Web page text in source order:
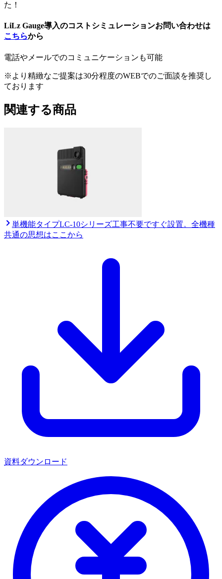
た！
LiLz Gauge導入のコストシミュレーションお問い合わせは
こちらから
電話やメールでのコミュニケーションも可能
※より精緻なご提案は30分程度のWEBでのご面談を推奨し
ております
関連する商品
単機能タイプLC-10シリーズ工事不要ですぐ設置。全機種
共通の思想はここから
資料ダウンロード